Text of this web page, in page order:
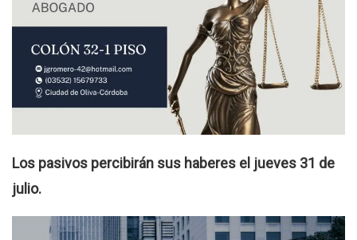
Los pasivos percibirán sus haberes el jueves 31 de
julio.